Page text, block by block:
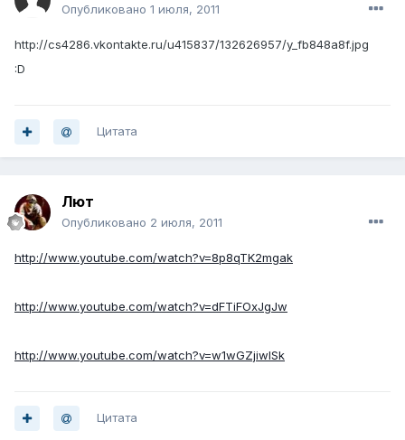
Опубликовано 1 июля, 2011
http://cs4286.vkontakte.ru/u415837/132626957/y_fb848a8f.jpg
:D
Цитата
Лют
Опубликовано 2 июля, 2011
http://www.youtube.com/watch?v=8p8qTK2mgak
http://www.youtube.com/watch?v=dFTiFOxJgJw
http://www.youtube.com/watch?v=w1wGZjiwlSk
Цитата